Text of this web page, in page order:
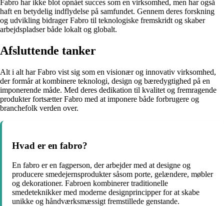
Fabro har ikke blot opnået succes som en virksomhed, men har også
haft en betydelig indflydelse på samfundet. Gennem deres forskning
og udvikling bidrager Fabro til teknologiske fremskridt og skaber
arbejdspladser både lokalt og globalt.
Afsluttende tanker
Alt i alt har Fabro vist sig som en visionær og innovativ virksomhed,
der formår at kombinere teknologi, design og bæredygtighed på en
imponerende måde. Med deres dedikation til kvalitet og fremragende
produkter fortsætter Fabro med at imponere både forbrugere og
branchefolk verden over.
Hvad er en fabro?
En fabro er en fagperson, der arbejder med at designe og
producere smedejernsprodukter såsom porte, gelændere, møbler
og dekorationer. Fabroen kombinerer traditionelle
smedeteknikker med moderne designprincipper for at skabe
unikke og håndværksmæssigt fremstillede genstande.